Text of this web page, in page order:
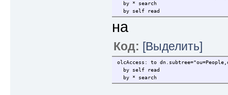
by * search
by self read
на
Код: [Выделить]
olcAccess: to
by self read
by * search